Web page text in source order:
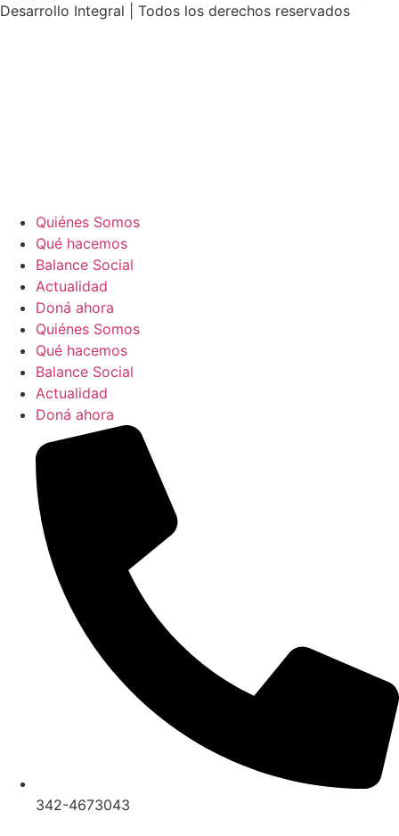
Desarrollo Integral | Todos los derechos reservados
Quiénes Somos
Qué hacemos
Balance Social
Actualidad
Doná ahora
Quiénes Somos
Qué hacemos
Balance Social
Actualidad
Doná ahora
342-4673043